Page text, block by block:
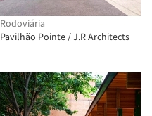
Rodoviária
Pavilhão Pointe / J.R Architects